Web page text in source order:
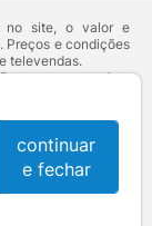
no site, o valor e
Preços e condições
televendas.
compras acima
anunciados em
Código de
crédito e risco.
continuar
e fechar